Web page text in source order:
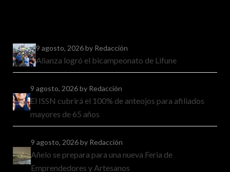
9 agosto, 2026by Redacción
Alianza logró el bicampeonato de Lifune
9 agosto, 2026by Redacción
El ISSN cubrirá el 100% de anteojos para afiliados
mayores de 65 años
9 agosto, 2026by Redacción
Añelo se prepara para una nueva Feria de
Emprendedores y Artesanos